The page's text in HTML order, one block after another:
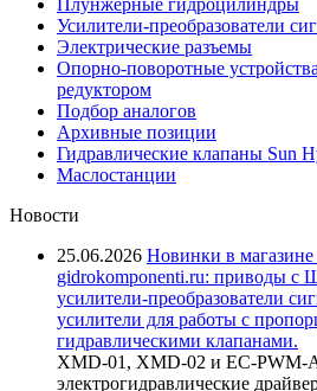
Усилители-преобразователи
Электрические разъемы
Опорно-поворотные
редуктором
Подбор аналогов
Архивные позиции
Гидравлические клапаны Sun
Маслостанции
Новости
25.06.2026 Новинки в магазине
gidrokomponenti.ru: приводы с
усилители-преобразователи
усилители для работы с
гидравлическими клапанами.
XMD-01, XMD-02 и EC-PWM-
электрогидравлические